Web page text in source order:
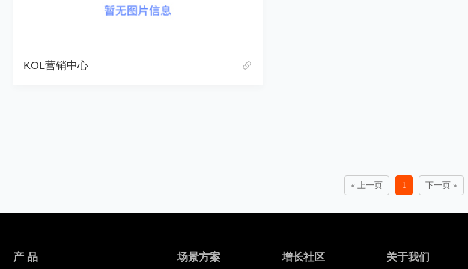
KOL营销中心
« 上一页 1 下一页 »
产 品 场景方案 增长社区 关于我们